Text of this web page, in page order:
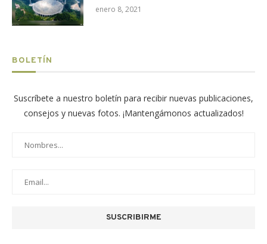
enero 8, 2021
BOLETÍN
Suscríbete a nuestro boletín para recibir nuevas publicaciones,
consejos y nuevas fotos. ¡Mantengámonos actualizados!